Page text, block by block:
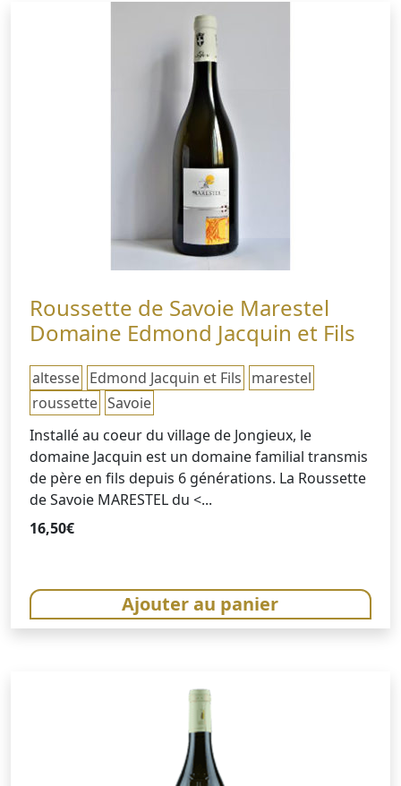
Roussette de Savoie Marestel
Domaine Edmond Jacquin et Fils
altesse Edmond Jacquin et Fils marestel
roussette Savoie
Installé au coeur du village de Jongieux, le
domaine Jacquin est un domaine familial transmis
de père en fils depuis 6 générations. La Roussette
de Savoie MARESTEL du <...
16,50€
Ajouter au panier